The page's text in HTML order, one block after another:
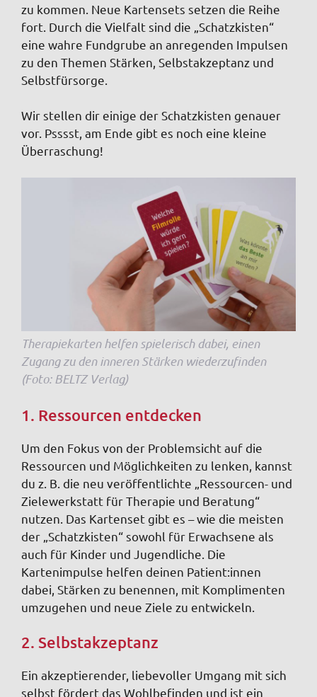
zu kommen. Neue Kartensets setzen die Reihe
fort. Durch die Vielfalt sind die „Schatzkisten“
eine wahre Fundgrube an anregenden Impulsen
zu den Themen Stärken, Selbstakzeptanz und
Selbstfürsorge.
Wir stellen dir einige der Schatzkisten genauer
vor. Psssst, am Ende gibt es noch eine kleine
Überraschung!
Therapiekarten helfen spielerisch dabei, einen
Zugang zu den inneren Stärken wiederzufinden
(Foto: BELTZ Verlag)
1. Ressourcen entdecken
Um den Fokus von der Problemsicht auf die
Ressourcen und Möglichkeiten zu lenken, kannst
du z. B. die neu veröffentlichte „Ressourcen- und
Zielewerkstatt für Therapie und Beratung“
nutzen. Das Kartenset gibt es – wie die meisten
der „Schatzkisten“ sowohl für Erwachsene als
auch für Kinder und Jugendliche. Die
Kartenimpulse helfen deinen Patient:innen
dabei, Stärken zu benennen, mit Komplimenten
umzugehen und neue Ziele zu entwickeln.
2. Selbstakzeptanz
Ein akzeptierender, liebevoller Umgang mit sich
selbst fördert das Wohlbefinden und ist ein